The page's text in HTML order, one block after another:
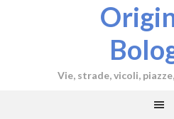
Vie, strade, vicoli,